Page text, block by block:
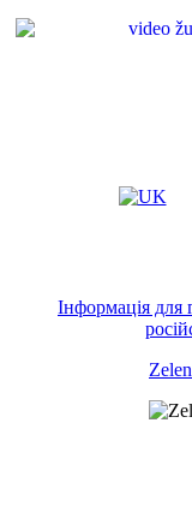
Інформація для